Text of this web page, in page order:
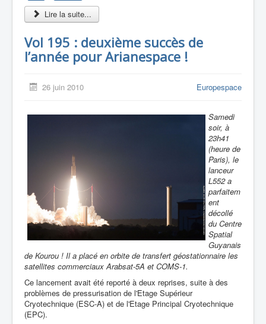
Lire la suite...
Vol 195 : deuxième succès de
l’année pour Arianespace !
26 juin 2010 Europespace
Samedi
soir, à
23h41
(heure de
Paris), le
lanceur
L552 a
parfaitem
ent
décollé
du Centre
Spatial
Guyanais
de Kourou ! Il a placé en orbite de transfert géostationnaire les
satellites commerciaux Arabsat-5A et COMS-1.
Ce lancement avait été reporté à deux reprises, suite à des
problèmes de pressurisation de l'Etage Supérieur
Cryotechnique (ESC-A) et de l'Etage Principal Cryotechnique
(EPC).